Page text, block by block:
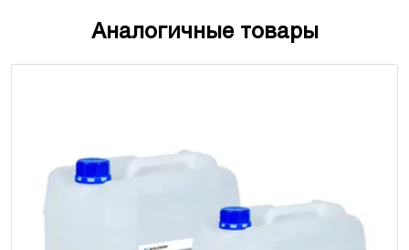
Аналогичные товары